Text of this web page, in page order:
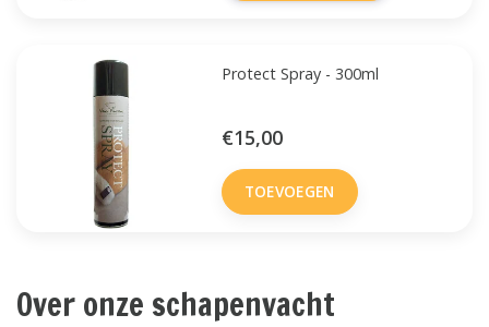
Protect Spray - 300ml
€15,00
TOEVOEGEN
Over onze schapenvacht